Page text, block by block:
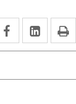
Facebook
Enlace
a
aplicación
Enlace
a